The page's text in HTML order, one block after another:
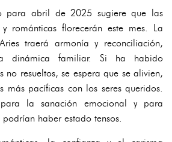
para abril de 2025 sugiere que las
románticas florecerán este mes. La
traerá armonía y reconciliación,
dinámica familiar. Si ha habido
no resueltos, se espera que se alivien,
más pacíficas con los seres queridos.
la sanación emocional y para
haber estado tensos.